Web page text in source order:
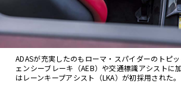
ADASが充実したのもローマ・スパイダーのトピ
ェンシーブレーキ（AEB）や交通標識アシストに
はレーンキープアシスト（LKA）が初採用された。